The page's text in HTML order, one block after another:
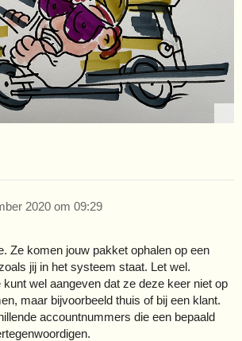
2020 om 09:29
Ze komen jouw pakket ophalen op een
jij in het systeem staat. Let wel.
kunt wel aangeven dat ze deze keer niet op
maar bijvoorbeeld thuis of bij een klant.
accountnummers die een bepaald